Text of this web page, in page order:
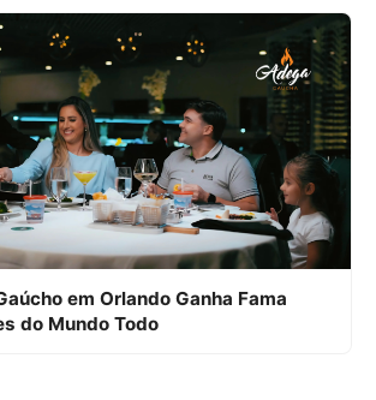
em Orlando Ganha Fama
do Mundo Todo